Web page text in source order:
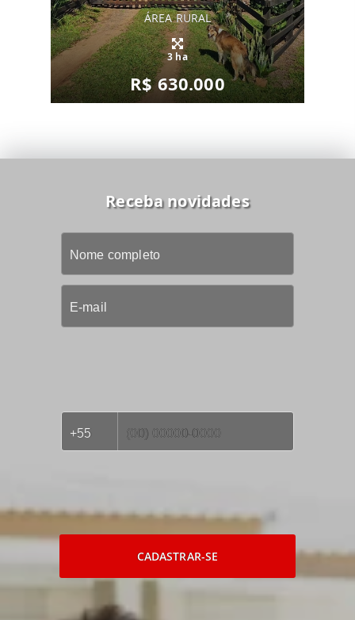
ÁREA RURAL
3 ha
R$ 630.000
Receba novidades
CADASTRAR-SE